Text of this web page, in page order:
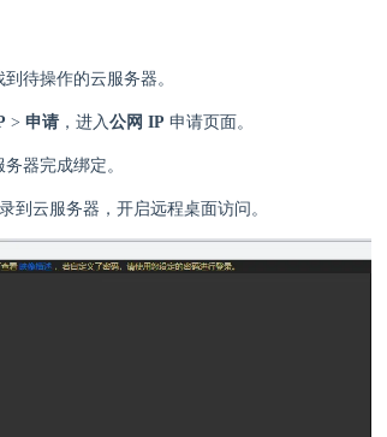
待操作的云服务器。
> 申请 ，进入公网 IP 申请页面。
器完成绑定。
到云服务器，开启远程桌面访问。